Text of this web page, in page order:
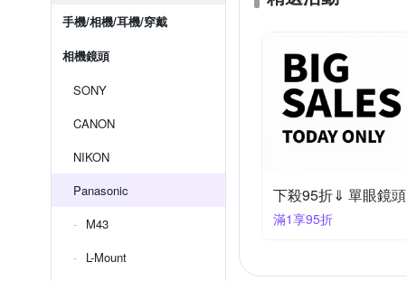
手機/相機/耳機/穿戴
相機鏡頭
SONY
CANON
NIKON
Panasonic
M43
L-Mount
下殺95折⇓ 單眼鏡頭
滿1享95折